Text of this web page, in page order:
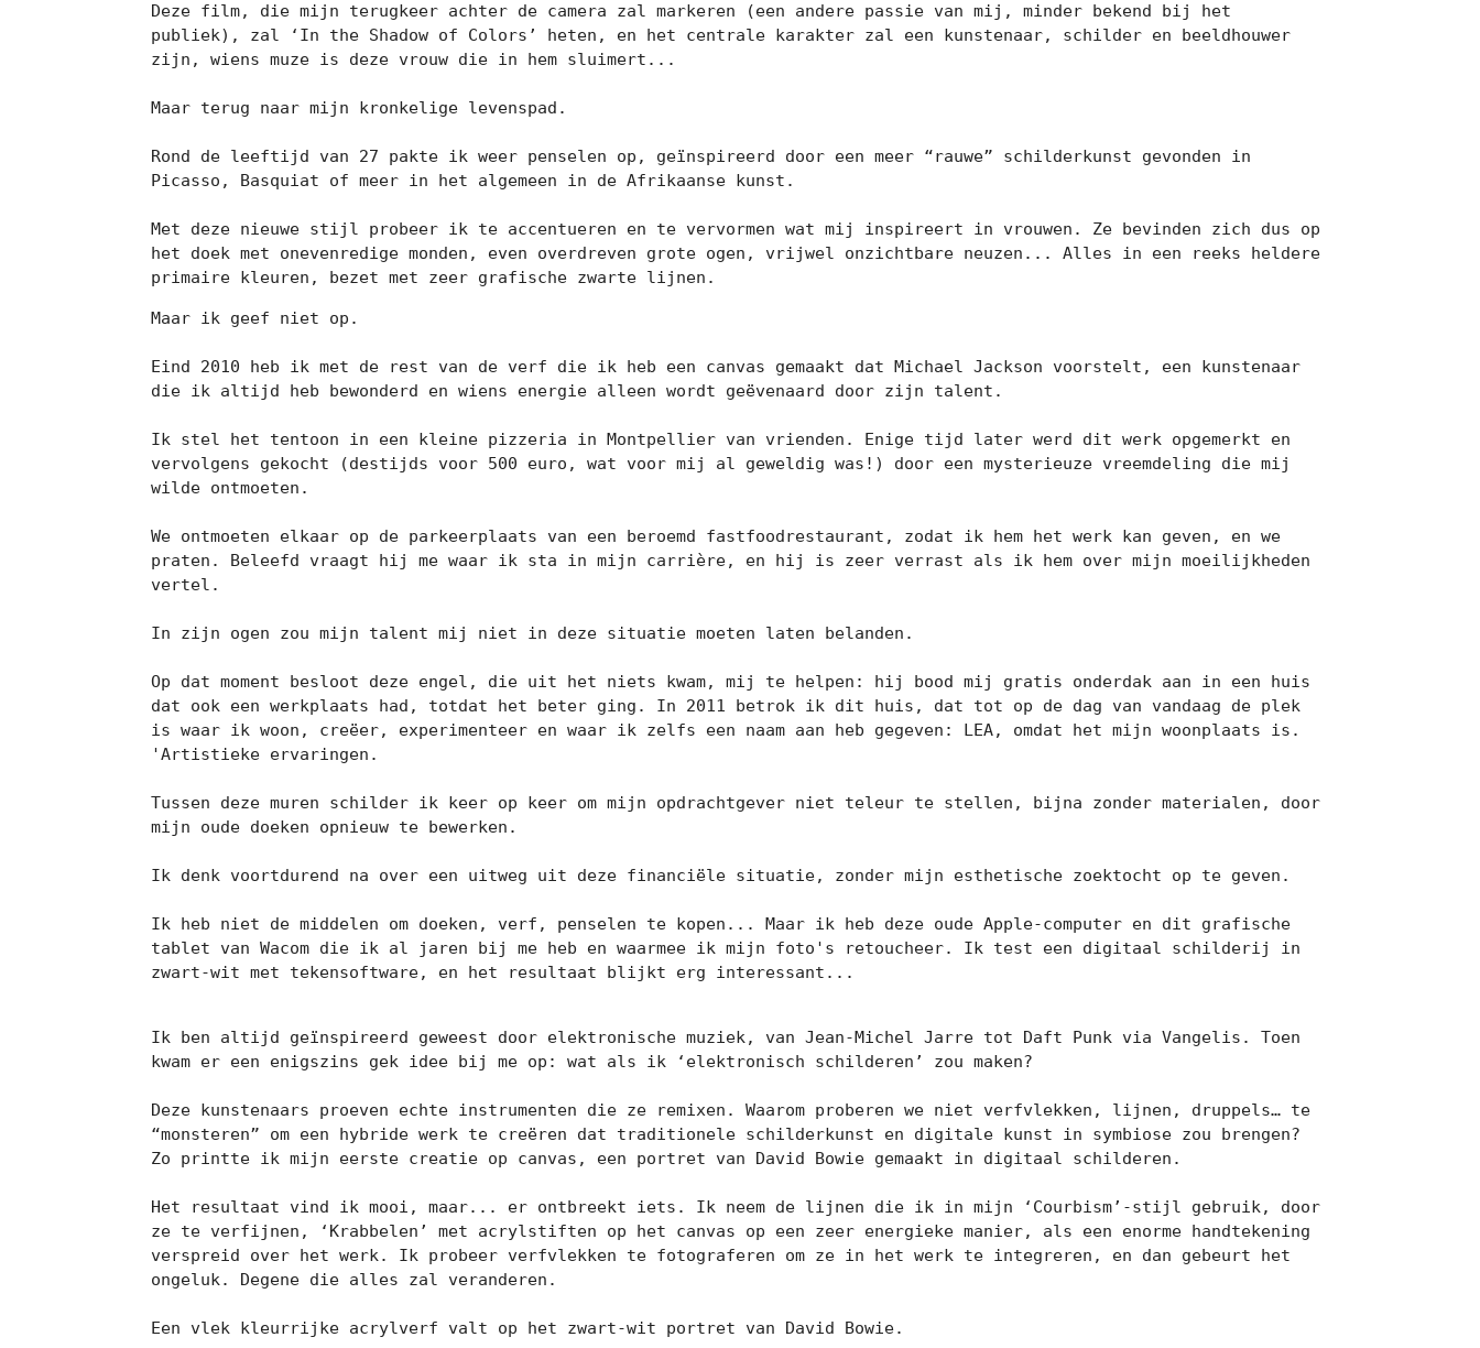
Deze film, die mijn terugkeer achter de camera zal markeren (een andere passie van mij, minder bekend bij het
publiek), zal ‘In the Shadow of Colors’ heten, en het centrale karakter zal een kunstenaar, schilder en beeldhouwer
zijn, wiens muze is deze vrouw die in hem sluimert...
Maar terug naar mijn kronkelige levenspad.
Rond de leeftijd van 27 pakte ik weer penselen op, geïnspireerd door een meer “rauwe” schilderkunst gevonden in
Picasso, Basquiat of meer in het algemeen in de Afrikaanse kunst.
Met deze nieuwe stijl probeer ik te accentueren en te vervormen wat mij inspireert in vrouwen. Ze bevinden zich dus op
het doek met onevenredige monden, even overdreven grote ogen, vrijwel onzichtbare neuzen... Alles in een reeks heldere
primaire kleuren, bezet met zeer grafische zwarte lijnen.
Maar ik geef niet op.
Eind 2010 heb ik met de rest van de verf die ik heb een canvas gemaakt dat Michael Jackson voorstelt, een kunstenaar
die ik altijd heb bewonderd en wiens energie alleen wordt geëvenaard door zijn talent.
Ik stel het tentoon in een kleine pizzeria in Montpellier van vrienden. Enige tijd later werd dit werk opgemerkt en
vervolgens gekocht (destijds voor 500 euro, wat voor mij al geweldig was!) door een mysterieuze vreemdeling die mij
wilde ontmoeten.
We ontmoeten elkaar op de parkeerplaats van een beroemd fastfoodrestaurant, zodat ik hem het werk kan geven, en we
praten. Beleefd vraagt ​​hij me waar ik sta in mijn carrière, en hij is zeer verrast als ik hem over mijn moeilijkheden
vertel.
In zijn ogen zou mijn talent mij niet in deze situatie moeten laten belanden.
Op dat moment besloot deze engel, die uit het niets kwam, mij te helpen: hij bood mij gratis onderdak aan in een huis
dat ook een werkplaats had, totdat het beter ging. In 2011 betrok ik dit huis, dat tot op de dag van vandaag de plek
is waar ik woon, creëer, experimenteer en waar ik zelfs een naam aan heb gegeven: LEA, omdat het mijn woonplaats is.
'Artistieke ervaringen.
Tussen deze muren schilder ik keer op keer om mijn opdrachtgever niet teleur te stellen, bijna zonder materialen, door
mijn oude doeken opnieuw te bewerken.
Ik denk voortdurend na over een uitweg uit deze financiële situatie, zonder mijn esthetische zoektocht op te geven.
Ik heb niet de middelen om doeken, verf, penselen te kopen... Maar ik heb deze oude Apple-computer en dit grafische
tablet van Wacom die ik al jaren bij me heb en waarmee ik mijn foto's retoucheer. Ik test een digitaal schilderij in
zwart-wit met tekensoftware, en het resultaat blijkt erg interessant...
Ik ben altijd geïnspireerd geweest door elektronische muziek, van Jean-Michel Jarre tot Daft Punk via Vangelis. Toen
kwam er een enigszins gek idee bij me op: wat als ik ‘elektronisch schilderen’ zou maken?
Deze kunstenaars proeven echte instrumenten die ze remixen. Waarom proberen we niet verfvlekken, lijnen, druppels… te
“monsteren” om een ​​hybride werk te creëren dat traditionele schilderkunst en digitale kunst in symbiose zou brengen?
Zo printte ik mijn eerste creatie op canvas, een portret van David Bowie gemaakt in digitaal schilderen.
Het resultaat vind ik mooi, maar... er ontbreekt iets. Ik neem de lijnen die ik in mijn ‘Courbism’-stijl gebruik, door
ze te verfijnen, ‘Krabbelen’ met acrylstiften op het canvas op een zeer energieke manier, als een enorme handtekening
verspreid over het werk. Ik probeer verfvlekken te fotograferen om ze in het werk te integreren, en dan gebeurt het
ongeluk. Degene die alles zal veranderen.
Een vlek kleurrijke acrylverf valt op het zwart-wit portret van David Bowie.